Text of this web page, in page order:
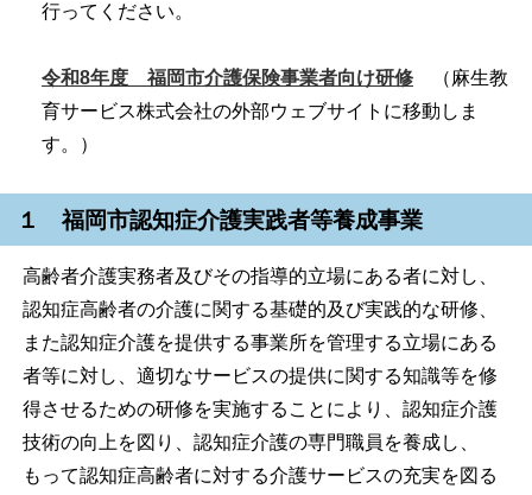
行ってください。
令和8年度 福岡市介護保険事業者向け研修 （麻生教
育サービス株式会社の外部ウェブサイトに移動しま
す。）
１ 福岡市認知症介護実践者等養成事業
高齢者介護実務者及びその指導的立場にある者に対し、
認知症高齢者の介護に関する基礎的及び実践的な研修、
また認知症介護を提供する事業所を管理する立場にある
者等に対し、適切なサービスの提供に関する知識等を修
得させるための研修を実施することにより、認知症介護
技術の向上を図り、認知症介護の専門職員を養成し、
もって認知症高齢者に対する介護サービスの充実を図る